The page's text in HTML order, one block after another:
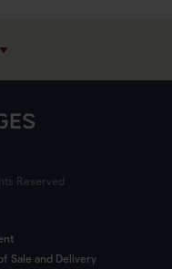
Reserved
Sale and Delivery